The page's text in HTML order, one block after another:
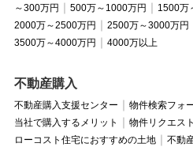
～300万円 500万～1000万円
1500万
2000万～2500万円
2500万～3000万円
3500万～4000万円
4000万以上
不動産購入
不動産購入支援センター 物件検索フォ
当社で購入するメリット
物件リクエス
ローコスト住宅におすすめの土地
不動